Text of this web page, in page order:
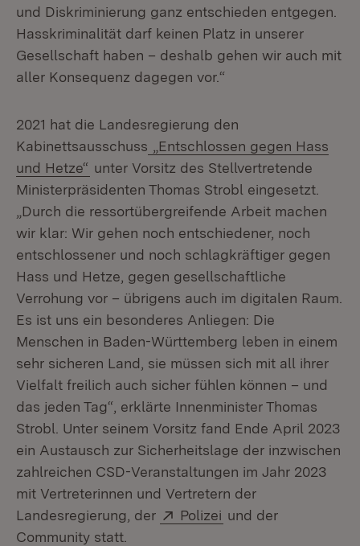
und Diskriminierung ganz entschieden entgegen.
Hasskriminalität darf keinen Platz in unserer
Gesellschaft haben – deshalb gehen wir auch mit
aller Konsequenz dagegen vor.“
2021 hat die Landesregierung den
Kabinettsausschuss
„Entschlossen gegen Hass
und Hetze“ unter Vorsitz des Stellvertretende
Ministerpräsidenten Thomas Strobl eingesetzt.
„Durch die ressortübergreifende Arbeit machen
wir klar: Wir gehen noch entschiedener, noch
entschlossener und noch schlagkräftiger gegen
Hass und Hetze, gegen gesellschaftliche
Verrohung vor – übrigens auch im digitalen Raum.
Es ist uns ein besonderes Anliegen: Die
Menschen in Baden-Württemberg leben in einem
sehr sicheren Land, sie müssen sich mit all ihrer
Vielfalt freilich auch sicher fühlen können – und
das jeden Tag“, erklärte Innenminister Thomas
Strobl. Unter seinem Vorsitz fand Ende April 2023
ein Austausch zur Sicherheitslage der inzwischen
zahlreichen CSD-Veranstaltungen im Jahr 2023
mit Vertreterinnen und Vertretern der
Landesregierung, der
Extern:
Polizei (Öffnet in neuem
und der
Community statt.